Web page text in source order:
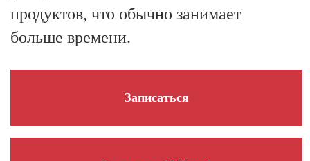
продуктов, что обычно занимает
больше времени.
Записаться